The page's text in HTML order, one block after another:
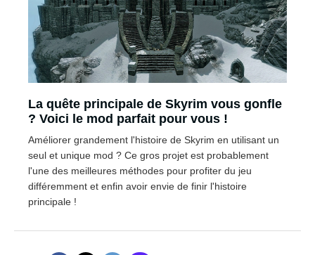
La quête principale de Skyrim vous gonfle
? Voici le mod parfait pour vous !
Améliorer grandement l'histoire de Skyrim en utilisant un
seul et unique mod ? Ce gros projet est probablement
l'une des meilleures méthodes pour profiter du jeu
différemment et enfin avoir envie de finir l'histoire
principale !